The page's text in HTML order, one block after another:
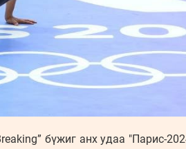
бүжиг анх удаа "Парис-